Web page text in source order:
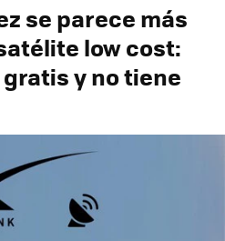
se parece más
low cost:
y no tiene